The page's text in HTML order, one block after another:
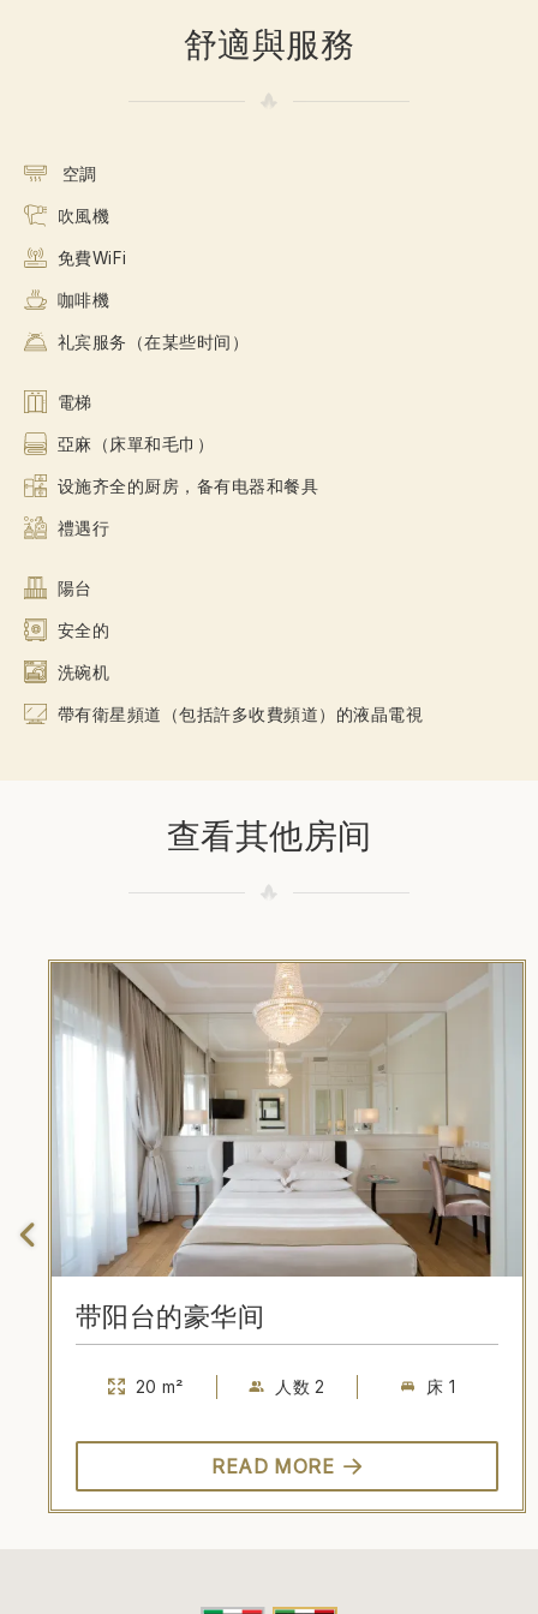
舒適與服務
空調
吹風機
免費WiFi
咖啡機
礼宾服务（在某些时间）
電梯
亞麻（床單和毛巾）
设施齐全的厨房，备有电器和餐具
禮遇行
陽台
安全的
洗碗机
帶有衛星頻道（包括許多收費頻道）的液晶電視
查看其他房间
带阳台的豪华间
20 m² 人数 2 床 1
READ MORE